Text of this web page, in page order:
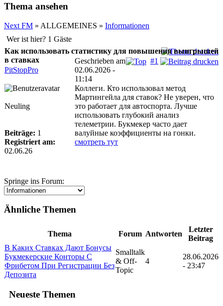
Thema ansehen
Next FM » ALLGEMEINES » Informationen
Wer ist hier? 1 Gäste
Как использовать статистику для повышения выигрышей
в ставках
PitStopPro
#1
Geschrieben am
02.06.2026 -
11:14
Neuling
Beiträge: 1
Registriert am:
02.06.26
Коллеги. Кто использовал метод
Мартингейла для ставок? Не уверен, что
это работает для автоспорта. Лучше
использовать глубокий анализ
телеметрии. Букмекер часто дает
валуйные коэффициенты на гонки.
смотреть тут
Springe ins Forum:
Ähnliche Themen
Thema Forum Antworten
Letzter
Beitrag
В Каких Ставках Дают Бонусы
Букмекерские Конторы С
Фрибетом При Регистрации Без
Депозита
Smalltalk
& Off-
Topic
4
28.06.2026
- 23:47
Neueste Themen